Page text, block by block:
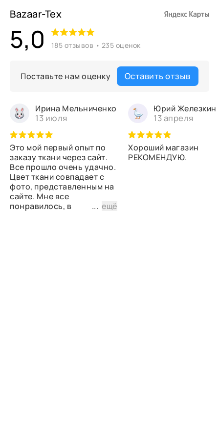
Bazaar-Tex
5,0 185 отзывов • 235 оценок
Поставьте нам оценку Оставить отзыв
Ирина Мельниченко
13 июля
Это мой первый опыт по
заказу ткани через сайт.
Все прошло очень удачно.
Цвет ткани совпадает с
фото, представленным на
сайте. Мне все
понравилось, в
...ещё
Юрий Железкин
13 апреля
Хороший магазин
РЕКОМЕНДУЮ.